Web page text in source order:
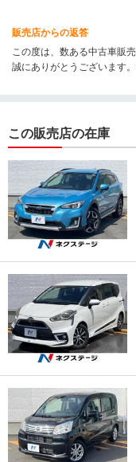
販売店からの返答
この度は、数ある中古車販
誠にありがとうございます
この販売店の在庫